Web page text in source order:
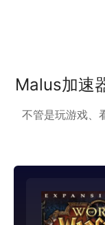
Malus加速
不管是玩游戏、